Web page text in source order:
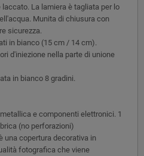
La lamiera è tagliata per lo
Munita di chiusura con
sicurezza.
in bianco (15 cm / 14 cm).
d'iniezione nella parte di unione
in bianco 8 gradini.
e componenti elettronici. 1
(no perforazioni)
una copertura decorativa in
fotografica che viene